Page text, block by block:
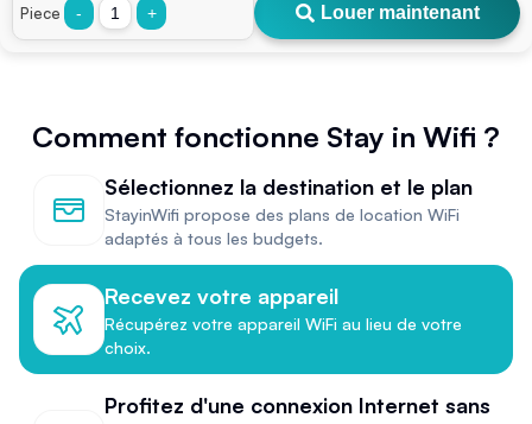
Piece - + Louer maintenant
Comment fonctionne Stay in Wifi ?
Sélectionnez la destination et le plan
StayinWifi propose des plans de location WiFi
adaptés à tous les budgets.
Recevez votre appareil
Récupérez votre appareil WiFi au lieu de votre
choix.
Profitez d'une connexion Internet sans